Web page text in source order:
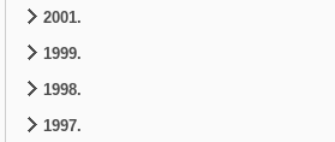
2001.
1999.
1998.
1997.